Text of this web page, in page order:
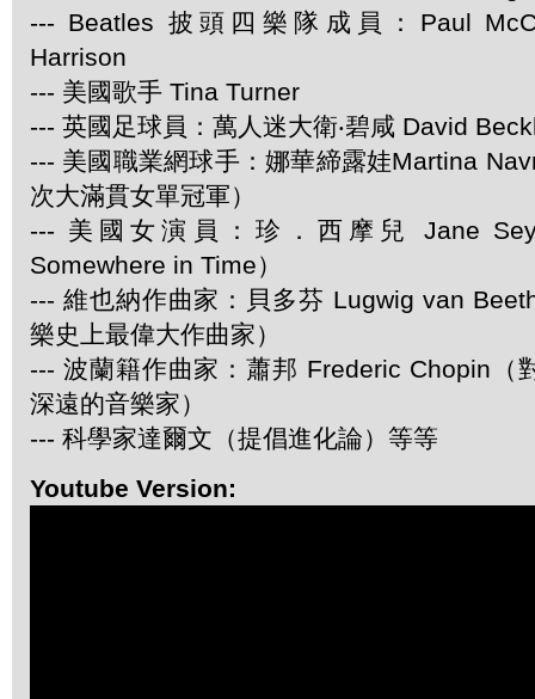
--- Beatles 披頭四樂隊成員：Paul
Harrison
--- 美國歌手 Tina Turner
--- 英國足球員：萬人迷大衛‧碧咸 David
--- 美國職業網球手：娜華締露娃Martina
次大滿貫女單冠軍）
--- 美國女演員：珍．西摩兒 Jane
Somewhere in Time）
--- 維也納作曲家：貝多芬 Lugwig van
樂史上最偉大作曲家）
--- 波蘭籍作曲家：蕭邦 Frederic Chopin（
深遠的音樂家）
--- 科學家達爾文（提倡進化論）等等
Youtube Version: